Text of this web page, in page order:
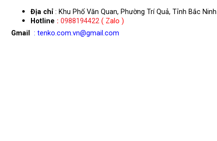
Địa chỉ : Khu Phố Văn Quan, Phường Trí Quả, Tỉnh Bắc Ninh
Hotline : 0988194422 ( Zalo )
Gmail
: tenko.com.vn@gmail.com